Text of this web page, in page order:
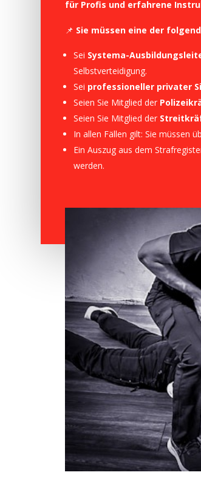
für Profis und erfahrene
📌 Sie müssen eine der
Sei Systema-
Selbstverteidigung.
Sei professioneller privater
Seien Sie Mitglied der
Seien Sie Mitglied der
In allen Fällen gilt: Sie müssen
Ein Auszug aus dem
werden.